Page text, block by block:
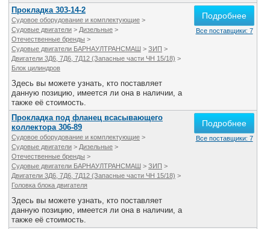
Прокладка 303-14-2
Судовое оборудование и комплектующие >
Судовые двигатели > Дизельные >
Отечественные бренды >
Судовые двигатели БАРНАУЛТРАНСМАШ > ЗИП >
Двигатели 3Д6, 7Д6, 7Д12 (Запасные части ЧН 15/18) >
Блок цилиндров
Здесь вы можете узнать, кто поставляет
данную позицию, имеется ли она в наличии, а
также её стоимость.
Подробнее
Все поставщики: 7
Прокладка под фланец всасывающего
коллектора 306-89
Судовое оборудование и комплектующие >
Судовые двигатели > Дизельные >
Отечественные бренды >
Судовые двигатели БАРНАУЛТРАНСМАШ > ЗИП >
Двигатели 3Д6, 7Д6, 7Д12 (Запасные части ЧН 15/18) >
Головка блока двигателя
Здесь вы можете узнать, кто поставляет
данную позицию, имеется ли она в наличии, а
также её стоимость.
Подробнее
Все поставщики: 7